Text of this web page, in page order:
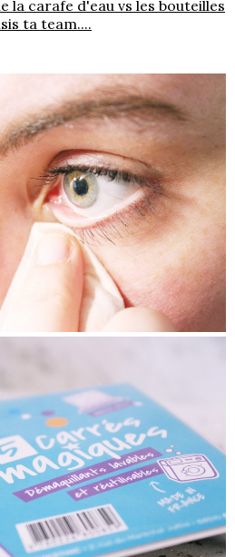
la carafe d'eau vs les bouteilles
ta team....